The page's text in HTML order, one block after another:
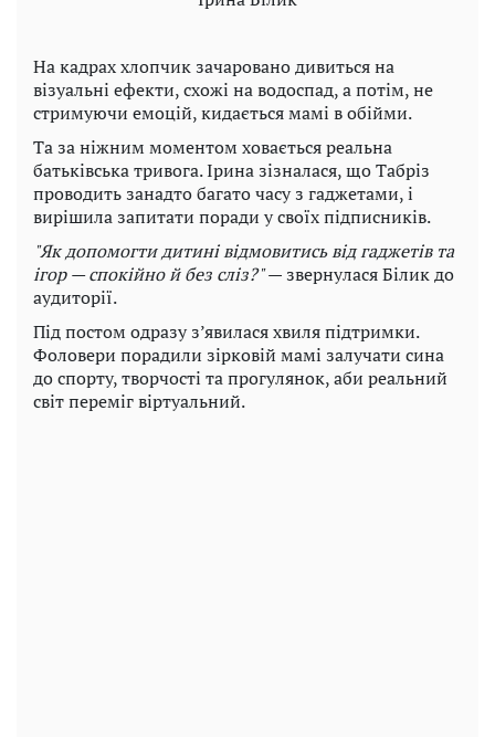
На кадрах хлопчик зачаровано дивиться на
візуальні ефекти, схожі на водоспад, а потім, не
стримуючи емоцій, кидається мамі в обійми.
Та за ніжним моментом ховається реальна
батьківська тривога. Ірина зізналася, що Табріз
проводить занадто багато часу з гаджетами, і
вирішила запитати поради у своїх підписників.
"Як допомогти дитині відмовитись від гаджетів та
ігор — спокійно й без сліз?"— звернулася Білик до
аудиторії.
Під постом одразу з’явилася хвиля підтримки.
Фоловери порадили зірковій мамі залучати сина
до спорту, творчості та прогулянок, аби реальний
світ переміг віртуальний.